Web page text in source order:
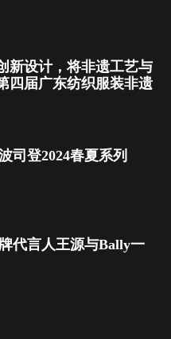
新设计，将非遗工艺与
四届广东纺织服装非遗
司登2024春夏系列
代言人王源与Bally一